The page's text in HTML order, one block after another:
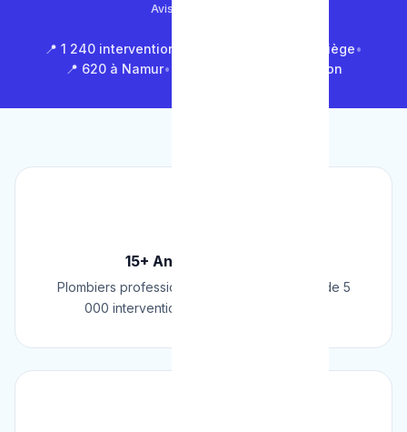
Avis Google (500+)
📍 1 240 interventions à Bruxelles 📍 850 à Liège•
📍 620 à Namur• 📍 1 430 en Brabant Wallon
15+ Ans d'Expérience
Plombiers professionnels depuis 2009. Plus de 5
000 interventions réussies en Belgique.